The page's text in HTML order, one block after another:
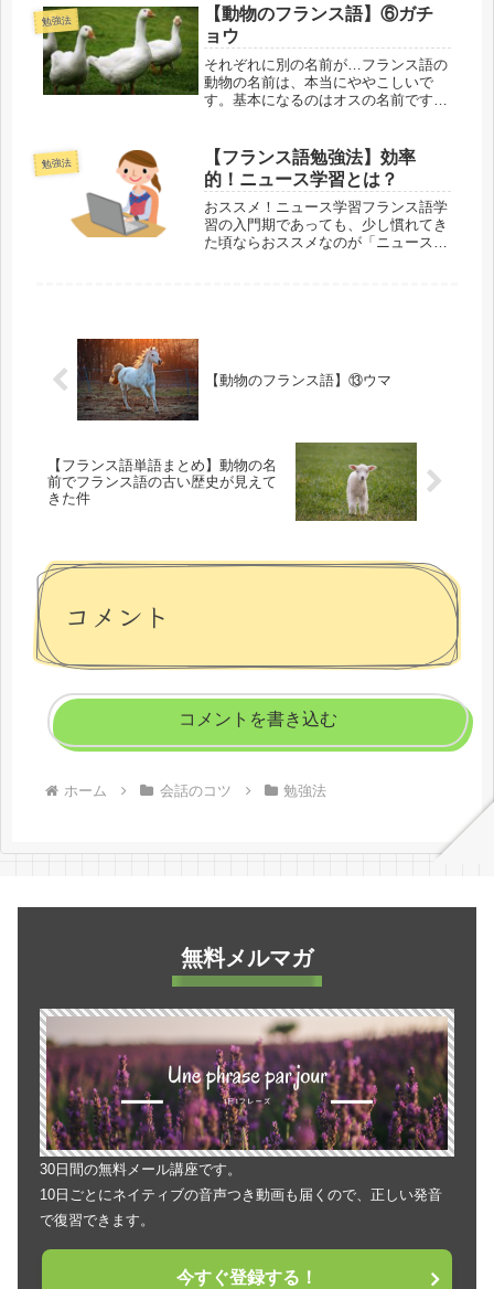
解して覚えるだけでは、使えるフラン
ス語にはなりません。何が必要なの
か、そ...
勉強法
【動物のフランス語】⑥ガチ
ョウ
それぞれに別の名前が…フランス語の
動物の名前は、本当にややこしいで
す。基本になるのはオスの名前です
になることがあります。そして同じ動
物の子どもにも、さらに別の名前が存
在しま...
勉強法
【フランス語勉強法】効率
的！ニュース学習とは？
おススメ！ニュース学習フランス語学
習の入門期であっても、少し慣れてき
た頃ならおススメなのが「ニュースに
【動物のフランス語】⑬ウマ
【フランス語単語まとめ】動物の名
前でフランス語の古い歴史が見えて
きた件
コメント
コメントを書き込む
ホーム 会話のコツ 勉強法
無料メルマガ
30日間の無料メール講座です。
10日ごとにネイティブの音声つき動画も届くので、正しい発音
で復習できます。
今すぐ登録する！